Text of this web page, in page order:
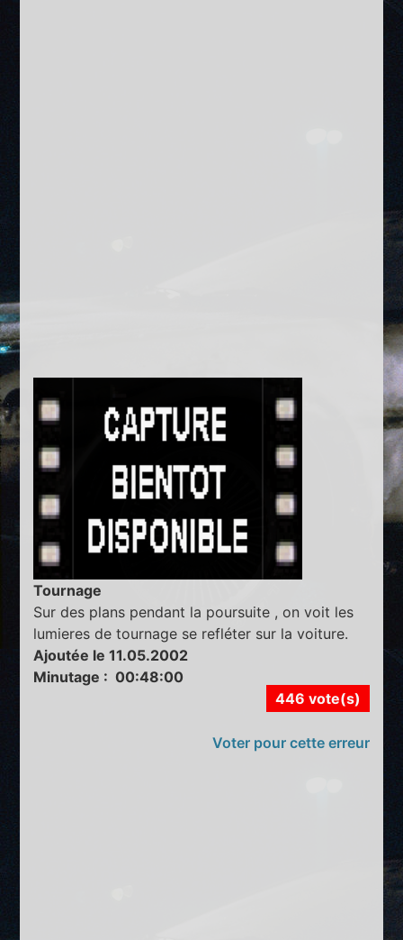
Tournage
Sur des plans pendant la poursuite , on voit les
lumieres de tournage se refléter sur la voiture.
Ajoutée le 11.05.2002
Minutage : 00:48:00
446 vote(s)
Voter pour cette erreur